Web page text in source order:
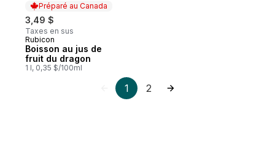
Préparé au Canada
3,49 $
Taxes en sus
Préparé au Canada
Rubicon
Boisson au jus de
fruit du dragon
1 l, 0,35 $/100ml
1 2